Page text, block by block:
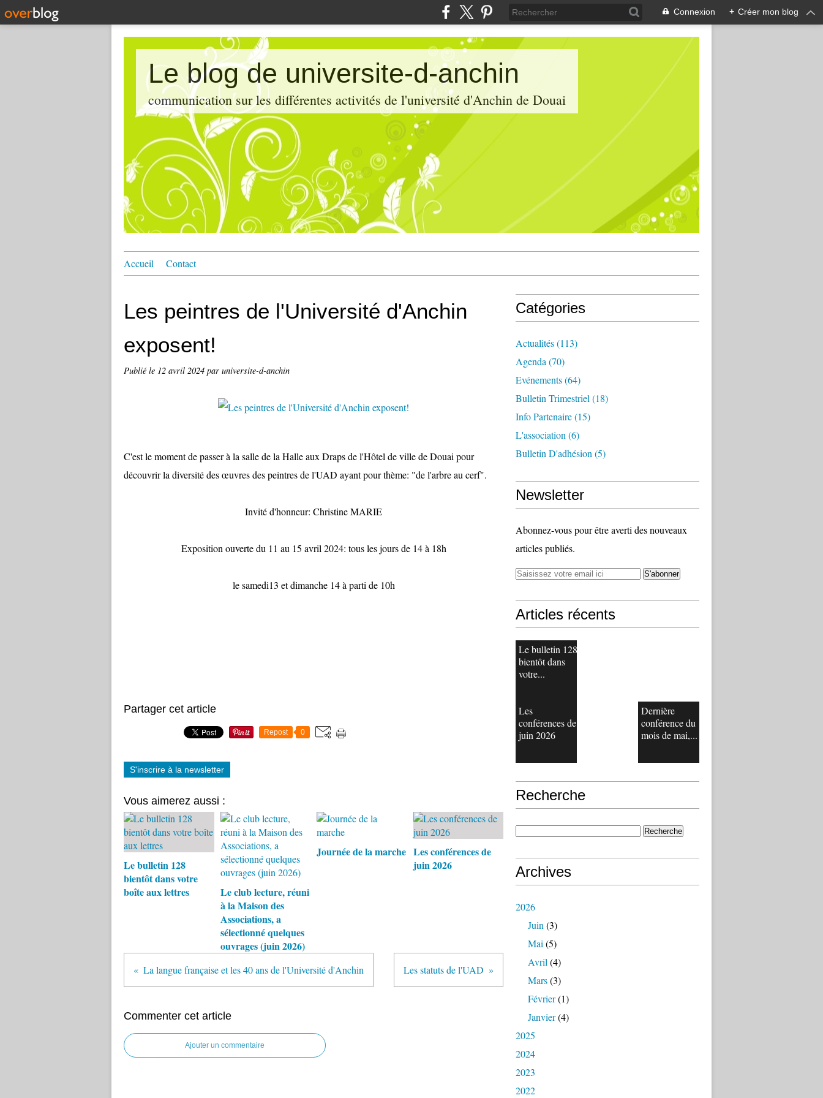
Connexion + Créer mon blog
Le blog de universite-d-anchin
communication sur les différentes activités de l'université d'Anchin de Douai
Accueil Contact
Les peintres de l'Université d'Anchin
exposent!
Publié le 12 avril 2024 par universite-d-anchin
C'est le moment de passer à la salle de la Halle aux Draps de l'Hôtel de ville de Douai pour
découvrir la diversité des œuvres des peintres de l'UAD ayant pour thème: "de l'arbre au cerf".
Invité d'honneur: Christine MARIE
Exposition ouverte du 11 au 15 avril 2024: tous les jours de 14 à 18h
le samedi13 et dimanche 14 à parti de 10h
Partager cet article
Repost 0
S'inscrire à la newsletter
Vous aimerez aussi :
Le bulletin 128
bientôt dans votre
boîte aux lettres
Le club lecture, réuni
à la Maison des
Associations, a
sélectionné quelques
ouvrages (juin 2026)
Journée de la marche Les conférences de
juin 2026
La langue française et les 40 ans de l'Université d'Anchin Les statuts de l'UAD
Commenter cet article
Ajouter un commentaire
Catégories
Actualités(113)
Agenda (70)
Evénements(64)
Bulletin Trimestriel (18)
Info Partenaire(15)
L'association (6)
Bulletin D'adhésion (5)
Newsletter
Abonnez-vous pour être averti des nouveaux
articles publiés.
Articles récents
Le bulletin 128
bientôt dans
votre...
Les
conférences de
juin 2026
Dernière
conférence du
mois de mai,...
Recherche
Archives
2026
Juin (3)
Mai (5)
Avril (4)
Mars(3)
Février(1)
Janvier(4)
2025
2024
2023
2022